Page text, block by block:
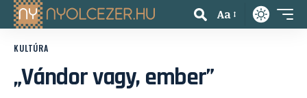
Aa
KULTÚRA
„Vándor vagy, ember”